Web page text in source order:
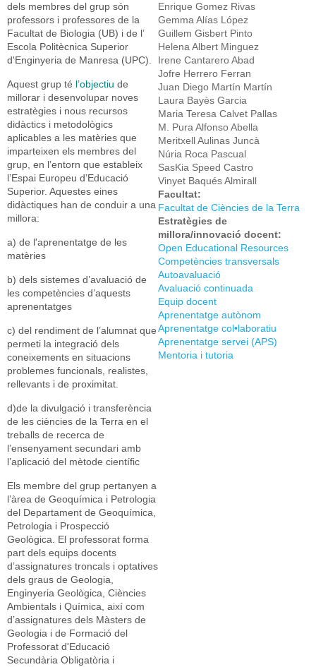
dels membres del grup són
professors i professores de la
Facultat de Biologia (UB) i de l’
Escola Politècnica Superior
d'Enginyeria de Manresa (UPC).
Aquest grup té l’objectiu de
millorar i desenvolupar noves
estratègies i nous recursos
didàctics i metodològics
aplicables a les matèries que
imparteixen els membres del
grup, en l’entorn que estableix
l’Espai Europeu d’Educació
Superior. Aquestes eines
didàctiques han de conduir a una
millora:
a) de l'aprenentatge de les
matèries
b) dels sistemes d’avaluació de
les competències d’aquests
aprenentatges
c) del rendiment de l’alumnat que
permeti la integració dels
coneixements en situacions
problemes funcionals, realistes,
rellevants i de proximitat.
d)de la divulgació i transferència
de les ciències de la Terra en el
treballs de recerca de
l’ensenyament secundari amb
l’aplicació del mètode científic
Els membre del grup pertanyen a
l’àrea de Geoquímica i Petrologia
del Departament de Geoquímica,
Petrologia i Prospecció
Geològica. El professorat forma
part dels equips docents
d’assignatures troncals i optatives
dels graus de Geologia,
Enginyeria Geològica, Ciències
Ambientals i Química, així com
d’assignatures dels Màsters de
Geologia i de Formació del
Professorat d'Educació
Secundària Obligatòria i
Enrique Gomez Rivas
Gemma Alías López
Guillem Gisbert Pinto
Helena Albert Minguez
Irene Cantarero Abad
Jofre Herrero Ferran
Juan Diego Martín Martín
Laura Bayès Garcia
Maria Teresa Calvet Pallas
M. Pura Alfonso Abella
Meritxell Aulinas Juncà
Núria Roca Pascual
SasKia Speed Castro
Vinyet Baqués Almirall
Facultat:
Facultat de Ciències de la Terra
Estratègies de
millora/innovació docent:
Open Educational Resources
Competències transversals
Autoavaluació
Avaluació continuada
Equip docent
Aprenentatge autònom
Aprenentatge col•laboratiu
Aprenentatge servei (APS)
Mentoria i tutoria